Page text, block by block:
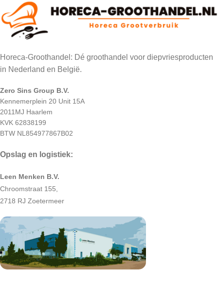
Horeca-Groothandel: Dé groothandel voor diepvriesproducten
in Nederland en België.
Zero Sins Group B.V.
Kennemerplein 20 Unit 15A
2011MJ Haarlem
KVK 62838199
BTW NL854977867B02
Opslag en logistiek:
Leen Menken B.V.
Chroomstraat 155,
2718 RJ Zoetermeer